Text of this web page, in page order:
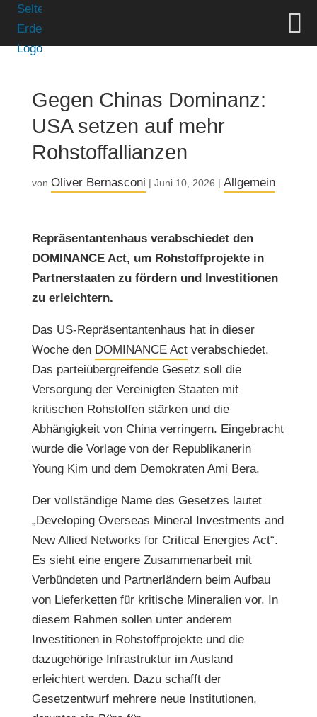
Gegen Chinas Dominanz:
USA setzen auf mehr
Rohstoffallianzen
von Oliver Bernasconi | Juni 10, 2026 | Allgemein
Repräsentantenhaus verabschiedet den
DOMINANCE Act, um Rohstoffprojekte in
Partnerstaaten zu fördern und Investitionen
zu erleichtern.
Das US-Repräsentantenhaus hat in dieser
Woche den DOMINANCE Actverabschiedet.
Das parteiübergreifende Gesetz soll die
Versorgung der Vereinigten Staaten mit
kritischen Rohstoffen stärken und die
Abhängigkeit von China verringern. Eingebracht
wurde die Vorlage von der Republikanerin
Young Kim und dem Demokraten Ami Bera.
Der vollständige Name des Gesetzes lautet
„Developing Overseas Mineral Investments and
New Allied Networks for Critical Energies Act“.
Es sieht eine engere Zusammenarbeit mit
Verbündeten und Partnerländern beim Aufbau
von Lieferketten für kritische Mineralien vor. In
diesem Rahmen sollen unter anderem
Investitionen in Rohstoffprojekte und die
dazugehörige Infrastruktur im Ausland
erleichtert werden. Dazu schafft der
Gesetzentwurf mehrere neue Institutionen,